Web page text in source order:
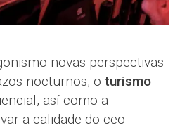
novas perspectivas
nocturnos, o turismo
así como a
a calidade do ceo